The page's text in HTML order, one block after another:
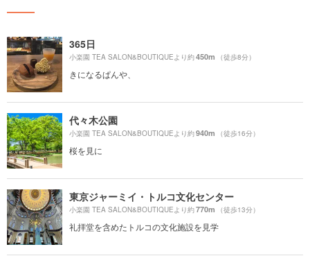
365日
小楽園 TEA SALON&BOUTIQUEより約450m （徒歩8分）
きになるぱんや、
代々木公園
小楽園 TEA SALON&BOUTIQUEより約940m （徒歩16分）
桜を見に
東京ジャーミイ・トルコ文化センター
小楽園 TEA SALON&BOUTIQUEより約770m （徒歩13分）
礼拝堂を含めたトルコの文化施設を見学